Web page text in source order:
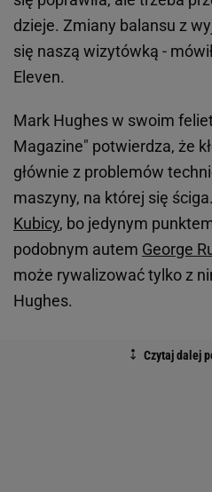
dzieje. Zmiany balansu z
się naszą wizytówką -
Eleven.
Mark Hughes w swoim
Magazine" potwierdza, że
głównie z problemów
maszyny, na której się
Kubicy, bo jedynym
podobnym autem George
może rywalizować tylko z
Hughes.